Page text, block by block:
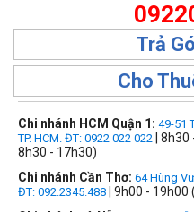
Trả
Cho
Chi nhánh HCM Quận 1: 49-51
TP. HCM. ĐT: 0922 022 022 |
8h30 - 17h30)
Chi nhánh Cần Thơ: 64 Hùng
ĐT: 092.2345.488 | 9h00 -